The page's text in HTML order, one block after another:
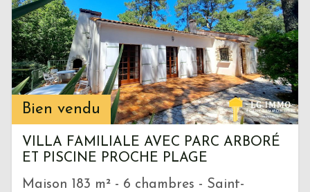
Bien vendu
VILLA FAMILIALE AVEC PARC ARBORÉ
ET PISCINE PROCHE PLAGE
Maison 183 m² - 6 chambres - Saint-